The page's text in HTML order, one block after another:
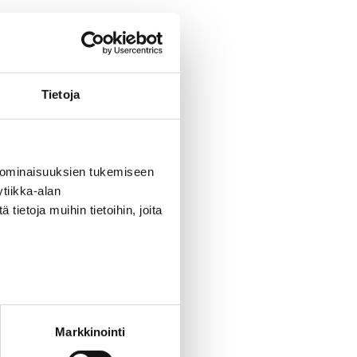
Tietoja
tukemiseen
alan
tietoja muihin tietoihin, joita
Markkinointi
osoittamia työpaikkoja
kuukaudessa. Nuoret
myös muuhun kuin
1.3.2026. Maaliskuun
kanssa
maksamiin
haetaan Kelasta.